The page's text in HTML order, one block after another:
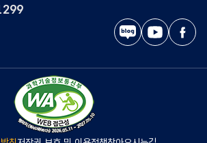
블
로
유
튜
페
이